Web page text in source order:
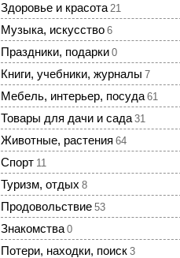
Здоровье и красота 21
Музыка, искусство 6
Праздники, подарки 0
Книги, учебники, журналы 7
Мебель, интерьер, посуда 61
Товары для дачи и сада 31
Животные, растения 64
Спорт 11
Туризм, отдых 8
Продовольствие 53
Знакомства 0
Потери, находки, поиск 3